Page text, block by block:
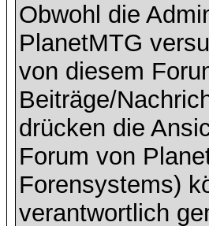
Obwohl die
PlanetMTG
von diesem
Beiträge/
drücken die
Forum von
Forensystems)
verantwortlich